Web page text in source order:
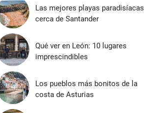
Las mejores playas paradisíacas
cerca de Santander
Qué ver en León: 10 lugares
imprescindibles
Los pueblos más bonitos de la
costa de Asturias